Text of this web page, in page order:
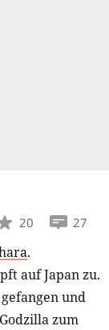
20 27
.
auf Japan zu.
und
zum